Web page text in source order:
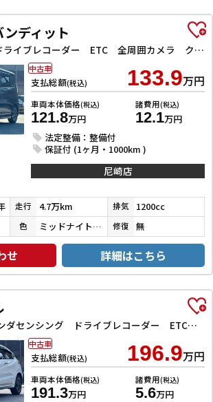
ディット
ハイブリッドMV ドライブレコーダー ETC 全周囲カメラ クリアランスソナー オートクルーズコントロール レーンアシスト 衝突被害軽減システム 両側スライド・片側電動 LEDヘッドランプ スマートキー
支払総額(税込) 133.9万円
車両本体価格(税込)
121.8万円
諸費用(税込)
12.1万円
法定整備：整備付
保証付 (1ヶ月・1000km )
中古車
尼崎店
走行 4.7万km 排気 1200cc
色 ミッドナイトバイオレットメタリック 修復 無
せ 詳細はこちら
ハイブリッドZ・ホンダセンシング ドライブレコーダー ETC バックカメラ オートクルーズコントロール レーンアシスト 衝突被害軽減システム ナビ TV オートライト LEDヘッドランプ アルミホイール スマートキー 電動格納ミラー
支払総額(税込) 196.9万円
車両本体価格(税込)
191.3万円
諸費用(税込)
5.6万円
中古車